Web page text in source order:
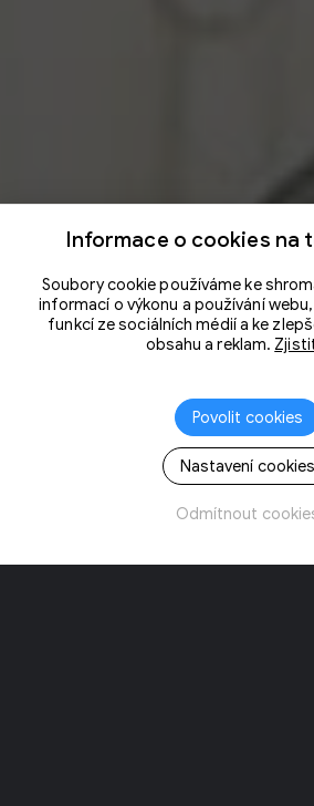
Informace o cookies na
Soubory cookie používáme ke
informací o výkonu a používání
funkcí ze sociálních médií a ke
obsahu a reklam.
Povolit cookies
Nastavení cookies
Odmítnout